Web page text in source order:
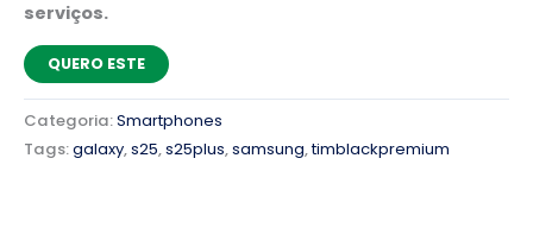
serviços.
QUERO ESTE
Categoria:Smartphones
Tags:galaxy,s25,s25plus,samsung,timblackpremium